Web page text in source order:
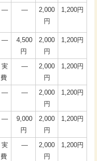
― ―
2,000
円
1,200円
―
4,500
円
2,000
円
1,200円
実
費
―
2,000
円
1,200円
― ―
2,000
円
1,200円
―
9,000
円
2,000
円
1,200円
実
費
―
2,000
円
1,200円